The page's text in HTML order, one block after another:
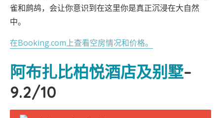
雀和鹧鸪，会让你意识到在这里你是真正沉浸在大自然
中。
在Booking.com上查看空房情况和价格。
阿布扎比柏悦酒店及别墅–
9.2/10